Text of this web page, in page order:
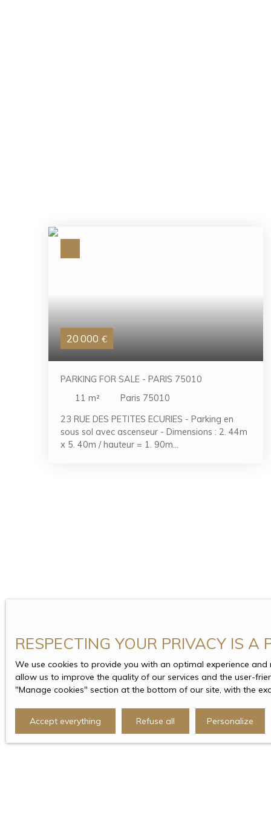
20 000 €
PARKING FOR SALE - PARIS 75010
11 m²
Paris 75010
23 RUE DES PETITES ECURIES - Parking en
sous sol avec ascenseur - Dimensions : 2. 44m
x 5. 40m / hauteur = 1. 90m
RESPECTING YOUR PRIVACY IS A
We use cookies to provide you with an optimal experience
allow us to improve the quality of our services and the user-
″Manage cookies″ section at the bottom of our site, with the
Accept everything Refuse all Personalize